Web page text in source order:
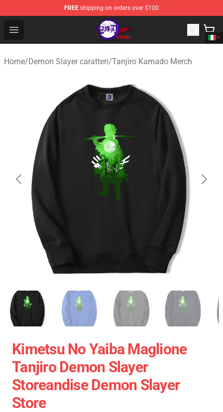
FREE shipping on orders over $100
Open menu
Kimetsu no Yaiba Store - Official Kimetsu no Yaiba
Home/Demon Slayer caratteri/Tanjiro Kamado Merch
Kimetsu No Yaiba Maglione
Tanjiro Demon Slayer
Storeandise Demon Slayer
Store